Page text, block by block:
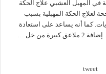
في المهبل العشبي علاج الحكة
لعلاج الحكة المهبلية بسبب
كما أنه يساعد على استعادة
من خل …
tweet